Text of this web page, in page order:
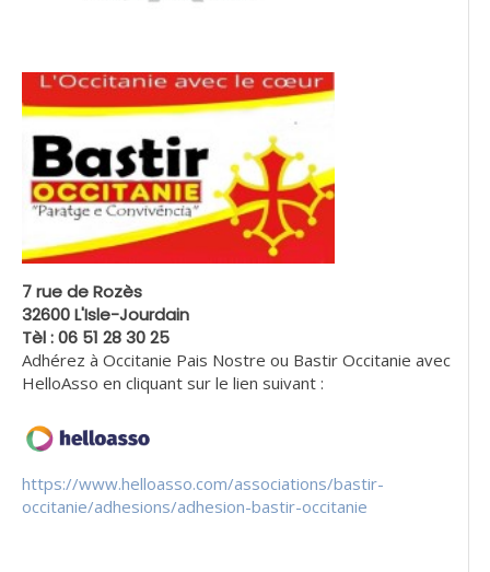
7 rue de Rozès
32600 L'Isle-Jourdain
Tèl : 06 51 28 30 25
Adhérez à Occitanie Pais Nostre ou Bastir Occitanie avec
HelloAsso en cliquant sur le lien suivant :
https://www.helloasso.com/associations/bastir-
occitanie/adhesions/adhesion-bastir-occitanie